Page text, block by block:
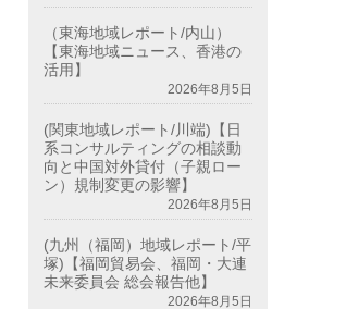
（東海地域レポート/内山）
【東海地域ニュース、香港の
活用】
2026年8月5日
(関東地域レポート/川端)【日
系コンサルティングの相談動
向と中国対外貸付（子親ロー
ン）規制変更の影響】
2026年8月5日
(九州（福岡）地域レポート/平
塚)【福岡貿易会、福岡・大連
未来委員会 総会報告他】
2026年8月5日